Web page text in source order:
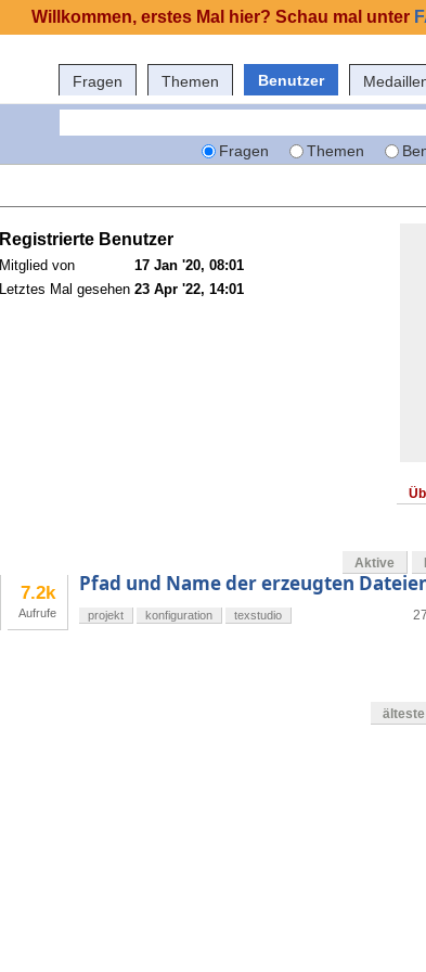
Fragen Themen Benutzer
Fragen Themen
Registrierte Benutzer
Mitglied von
17 Jan '20, 08:01
Letztes Mal gesehen 23 Apr '22, 14:01
Aktive
7.2k
Aufrufe
Pfad und Name der erzeugten
projekt konfiguration texstudio
Willkommen, erstes Mal hier? Schau mal unter